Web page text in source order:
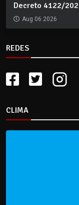
Decreto 4122/
Aug 06 2026
REDES
CLIMA